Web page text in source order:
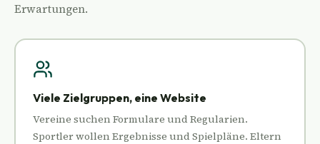
Erwartungen.
Viele Zielgruppen, eine Website
Vereine suchen Formulare und Regularien.
Sportler wollen Ergebnisse und Spielpläne. Eltern